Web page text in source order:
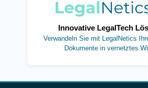
Innovative LegalTech
Verwandeln Sie mit LegalNetics
Dokumente in vernetztes
(öffnet in